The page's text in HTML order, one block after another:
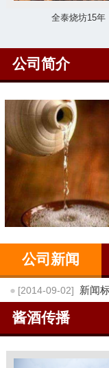
全泰烧坊15年
公司简介
公司新闻
● [2014-09-02] 新闻
酱酒传播